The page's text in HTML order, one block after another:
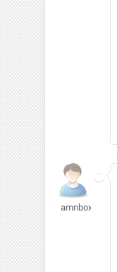
amnbox